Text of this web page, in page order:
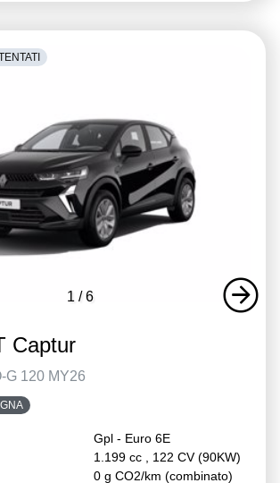
1 /6
Captur
G 120 MY26
Gpl - Euro 6E
1.199 cc , 122 CV (90KW)
0 g CO2/km (combinato)